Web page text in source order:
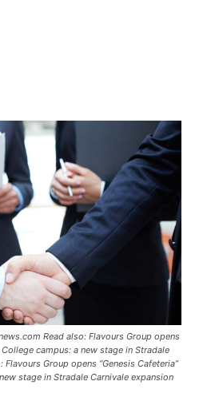
Read also: Flavours Group opens
College campus: a new stage in Stradale
Group opens “Genesis Cafeteria”
stage in Stradale Carnivale expansion